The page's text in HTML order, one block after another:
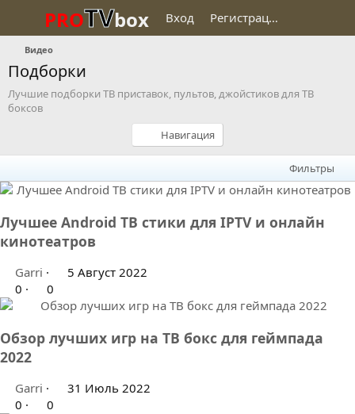
PROTVbox Вход Регистрация
Видео
Подборки
Лучшие подборки ТВ приставок, пультов, джойстиков для ТВ
боксов
Навигация
Фильтры
Лучшее Android ТВ стики для IPTV и онлайн
кинотеатров
Garri
5 Август 2022
0
0
Обзор лучших игр на ТВ бокс для геймпада
2022
Garri
31 Июль 2022
0
0